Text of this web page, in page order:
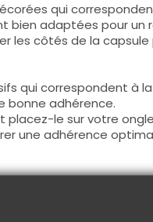
qui
bien adaptées pour un
les côtés de la capsule
qui correspondent à
bonne adhérence.
le sur votre
une adhérence
la capsule pré-
à la forme de votre
pour fixer la capsule